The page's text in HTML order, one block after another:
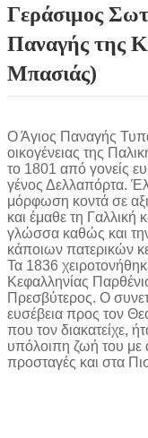
Γεράσιμος
Παναγής της
Μπασιάς)
Ο Άγιος Παναγής
οικογένειας της
το 1801 από γονείς
γένος Δελλαπόρτα.
μόρφωση κοντά σε
και έμαθε τη Γαλλική
γλώσσα καθώς και την
κάποιων πατερικών
Τα 1836
Κεφαλληνίας
Πρεσβύτερος. Ο
ευσέβεια προς τον
που τον διακατείχε,
υπόλοιπη ζωή του με
προσταγές και στα